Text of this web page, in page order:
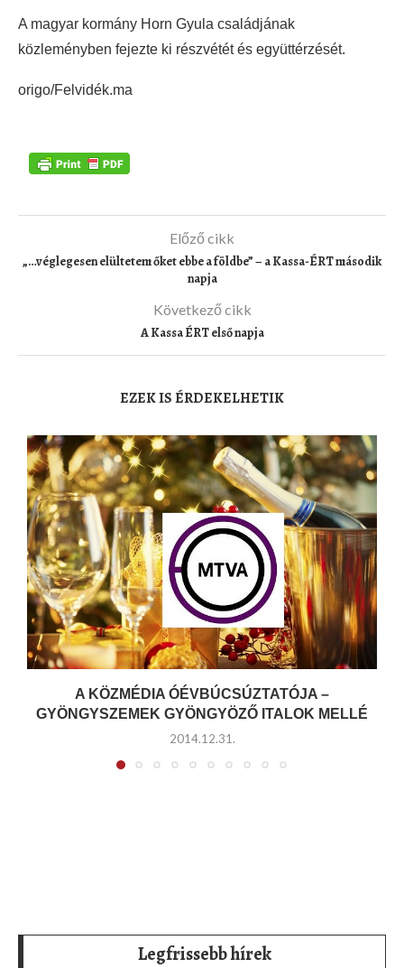
A magyar kormány Horn Gyula családjának
közleményben fejezte ki részvétét és együttérzését.
origo/Felvidék.ma
Előző cikk
„…véglegesen elültetem őket ebbe a földbe” – a Kassa-ÉRT második
napja
Következő cikk
A Kassa ÉRT első napja
EZEK IS ÉRDEKELHETIK
A KÖZMÉDIA ÓÉVBÚCSÚZTATÓJA –
GYÖNGYSZEMEK GYÖNGYÖZŐ ITALOK MELLÉ
2014.12.31.
Legfrissebb hírek